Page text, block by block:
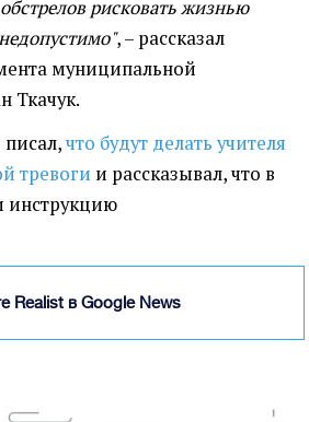
рисковать жизнью
, – рассказал
муниципальной
Ткачук.
что будут делать учителя
тревоги и рассказывал, что в
инструкцию
Realist в Google News